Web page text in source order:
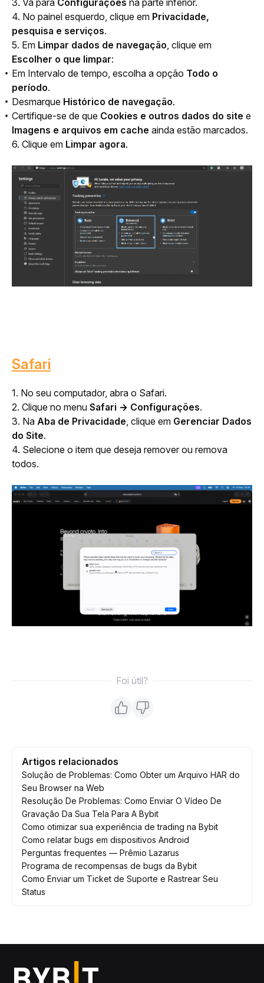
3. Vá para Configurações na parte inferior.
4. No painel esquerdo, clique em Privacidade,
pesquisa e serviços.
5. Em Limpar dados de navegação
Escolher o que limpar:
Em Intervalo de tempo, escolha a opção Todo o
período.
Desmarque Histórico de navegação.
Certifique-se de que Cookies e outros dados do site e
Imagens e arquivos em cache ainda estão marcados.
6. Clique em Limpar agora.
Safari
1. No seu computador, abra o Safari.
2. Clique no menu Safari → Configurações.
3. Na Aba de Privacidade, clique em Gerenciar Dados
do Site.
4. Selecione o item que deseja remover ou remova
todos.
Foi útil?
Artigos relacionados
Solução de Problemas: Como Obter um Arquivo HAR do
Seu Browser na Web
Resolução De Problemas: Como Enviar O Vídeo De
Gravação Da Sua Tela Para A Bybit
Como otimizar sua experiência de trading na Bybit
Como relatar bugs em dispositivos Android
Perguntas frequentes — Prêmio Lazarus
Programa de recompensas de bugs da Bybit
Como Enviar um Ticket de Suporte e Rastrear Seu
Status